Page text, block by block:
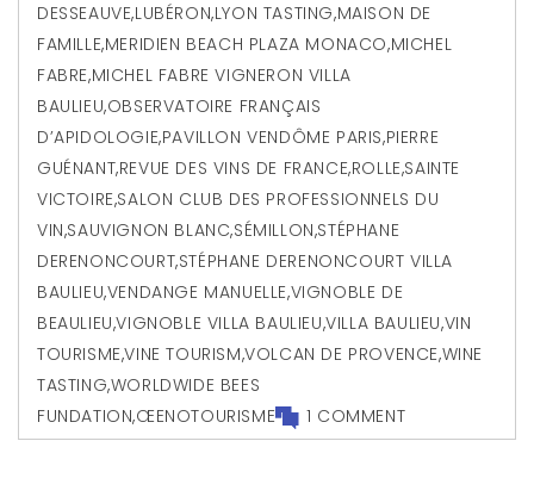
DESSEAUVE,LUBÉRON,LYON TASTING,MAISON DE
FAMILLE,MERIDIEN BEACH PLAZA MONACO,MICHEL
FABRE,MICHEL FABRE VIGNERON VILLA
BAULIEU,OBSERVATOIRE FRANÇAIS
D’APIDOLOGIE,PAVILLON VENDÔME PARIS,PIERRE
GUÉNANT,REVUE DES VINS DE FRANCE,ROLLE,SAINTE
VICTOIRE,SALON CLUB DES PROFESSIONNELS DU
VIN,SAUVIGNON BLANC,SÉMILLON,STÉPHANE
DERENONCOURT,STÉPHANE DERENONCOURT VILLA
BAULIEU,VENDANGE MANUELLE,VIGNOBLE DE
BEAULIEU,VIGNOBLE VILLA BAULIEU,VILLA BAULIEU,VIN
TOURISME,VINE TOURISM,VOLCAN DE PROVENCE,WINE
TASTING,WORLDWIDE BEES
FUNDATION,ŒENOTOURISME 1 COMMENT